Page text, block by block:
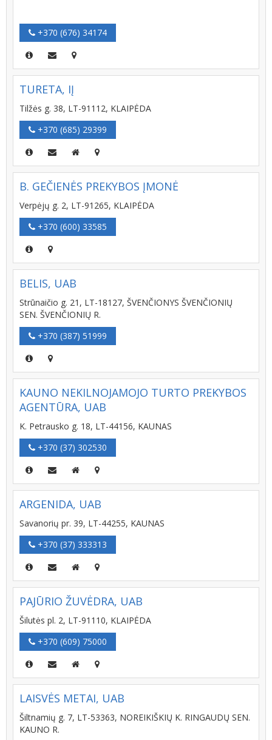
+370 (676) 34174
TURETA, IĮ
Tilžės g. 38, LT-91112, KLAIPĖDA
+370 (685) 29399
B. GEČIENĖS PREKYBOS ĮMONĖ
Verpėjų g. 2, LT-91265, KLAIPĖDA
+370 (600) 33585
BELIS, UAB
Strūnaičio g. 21, LT-18127, ŠVENČIONYS ŠVENČIONIŲ
SEN. ŠVENČIONIŲ R.
+370 (387) 51999
KAUNO NEKILNOJAMOJO TURTO PREKYBOS
AGENTŪRA, UAB
K. Petrausko g. 18, LT-44156, KAUNAS
+370 (37) 302530
ARGENIDA, UAB
Savanorių pr. 39, LT-44255, KAUNAS
+370 (37) 333313
PAJŪRIO ŽUVĖDRA, UAB
Šilutės pl. 2, LT-91110, KLAIPĖDA
+370 (609) 75000
LAISVĖS METAI, UAB
Šiltnamių g. 7, LT-53363, NOREIKIŠKIŲ K. RINGAUDŲ SEN.
KAUNO R.